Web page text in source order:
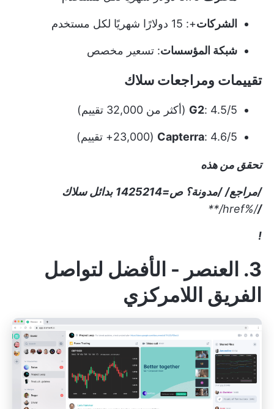
الشركات+: 15 دولارًا شهريًا لكل مستخدم
شبكة المؤسسات: تسعير مخصص
تقييمات ومراجعات سلاك
G2: 4.5/5 (أكثر من 32,000 تقييم)
Capterra: 4.6/5 (23,000+ تقييم)
تحقق من هذه
/مراجع/ /مدونة؟ ص=1425214
بدائل سلاك
/
/%href/**
!
3. العنصر - الأفضل لتواصل
الفريق اللامركزي